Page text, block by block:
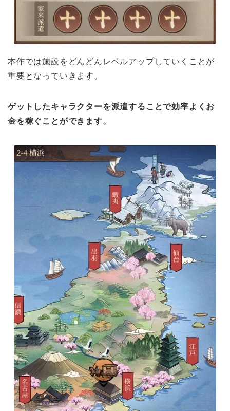
本作では施設をどんどんレベルアップしていくことが
重要となっていきます。
ゲットしたキャラクターを派遣することで効率よくお
金を稼ぐことができます。